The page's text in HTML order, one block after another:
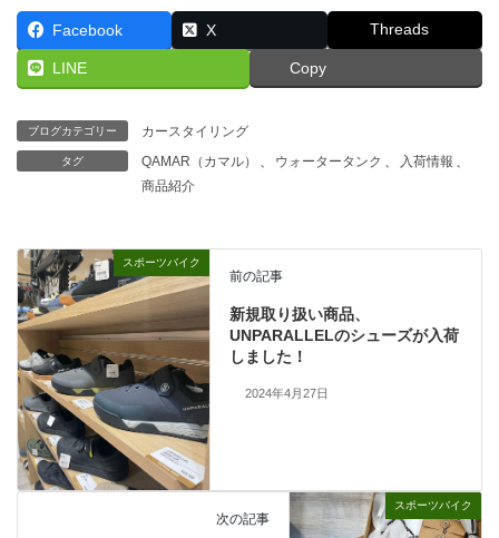
Facebook X Threads
LINE Copy
ブログカテゴリー カースタイリング
タグ QAMAR（カマル） 、 ウォータータンク 、 入荷情報 、
商品紹介
スポーツバイク
前の記事
新規取り扱い商品、
UNPARALLELのシューズが入荷
しました！
2024年4月27日
スポーツバイク
次の記事